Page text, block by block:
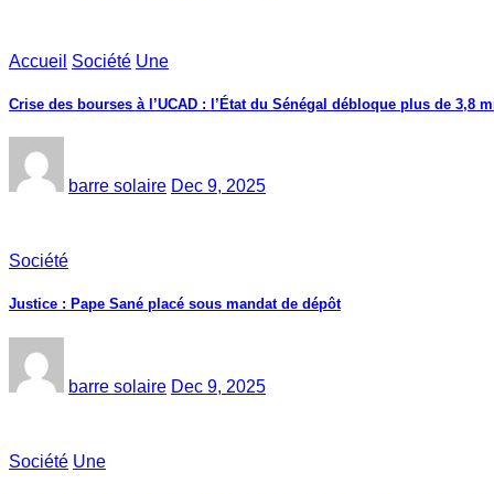
Accueil Société Une
Crise des bourses à l’UCAD : l’État du Sénégal débloque plus de 3,8
barre solaire Dec 9, 2025
Société
Justice : Pape Sané placé sous mandat de dépôt
barre solaire Dec 9, 2025
Société Une